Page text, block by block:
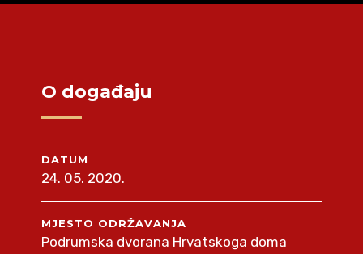
O događaju
DATUM
24. 05. 2020.
MJESTO ODRŽAVANJA
Podrumska dvorana Hrvatskoga doma